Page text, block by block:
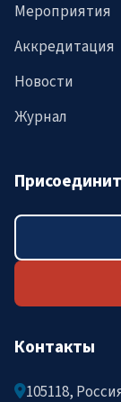
Мероприятия
Аккредитация
Новости
Журнал
Контакты
105118,